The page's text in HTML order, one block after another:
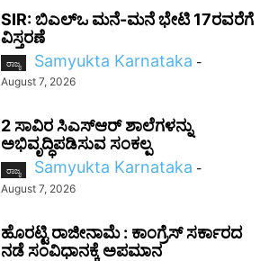
SIR: ಬಿಎಲ್ಒ ಮನೆ-ಮನೆ ಭೇಟಿ 17ರವರೆಗೆ
ವಿಸ್ತರಣೆ
ರಾಜ್ಯ Samyukta Karnataka -
August 7, 2026
2 ಸಾವಿರ ಸಿಎಸ್‌ಆರ್ ಶಾಲೆಗಳನ್ನು
ಅಭಿವೃದ್ಧಿಪಡಿಸುವ ಸಂಕಲ್ಪ
ರಾಜ್ಯ Samyukta Karnataka -
August 7, 2026
ಹೊರಟ್ಟಿ ರಾಜೀನಾಮೆ : ಕಾಂಗ್ರೆಸ್ ಸರ್ಕಾರದ
ನಡೆ ಸಂವಿಧಾನಕ್ಕೆ ಅಪಮಾನ